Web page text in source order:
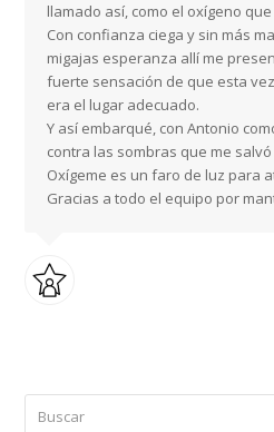
llamado así, como el oxígeno
Con confianza ciega y sin más
migajas esperanza allí me
fuerte sensación de que esta
era el lugar adecuado.
Y así embarqué, con Antonio
contra las sombras que me salvó
Oxígeme es un faro de luz para
Gracias a todo el equipo por